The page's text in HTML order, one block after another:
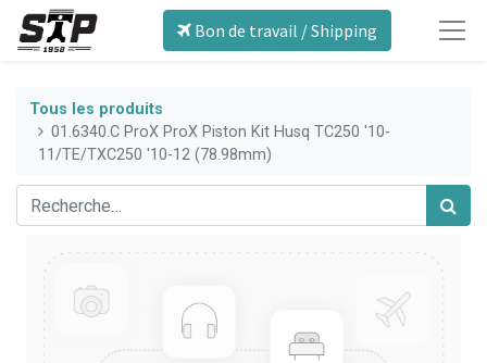
Bon de travail / Shipping
Tous les produits
01.6340.C ProX ProX Piston Kit Husq TC250 '10-
11/TE/TXC250 '10-12 (78.98mm)